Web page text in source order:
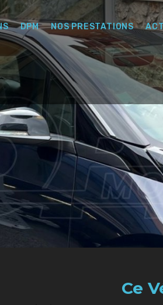
DPM NOS PRESTATIONS
Ce